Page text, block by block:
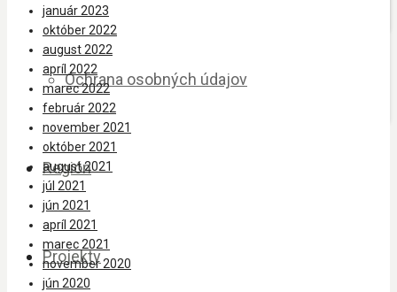
Ochrana osobných údajov
Región
Projekty
január 2023
október 2022
august 2022
apríl 2022
marec 2022
február 2022
november 2021
október 2021
august 2021
júl 2021
jún 2021
apríl 2021
marec 2021
november 2020
jún 2020